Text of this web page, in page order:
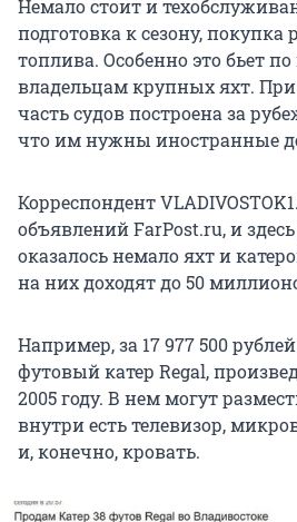
Немало стоит и
подготовка к сезону, покупка
топлива. Особенно это бьет
владельцам крупных яхт.
часть судов построена за
что им нужны иностранные
Корреспондент
объявлений FarPost.ru, и
оказалось немало яхт и
на них доходят до 50
Например, за 17 977 500
футовый катер Regal,
2005 году. В нем могут
внутри есть телевизор,
и, конечно, кровать.